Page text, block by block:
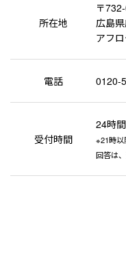
所在地
〒
広島
アフ
電話 0120-
受付時間
24時
※21時以
回答は